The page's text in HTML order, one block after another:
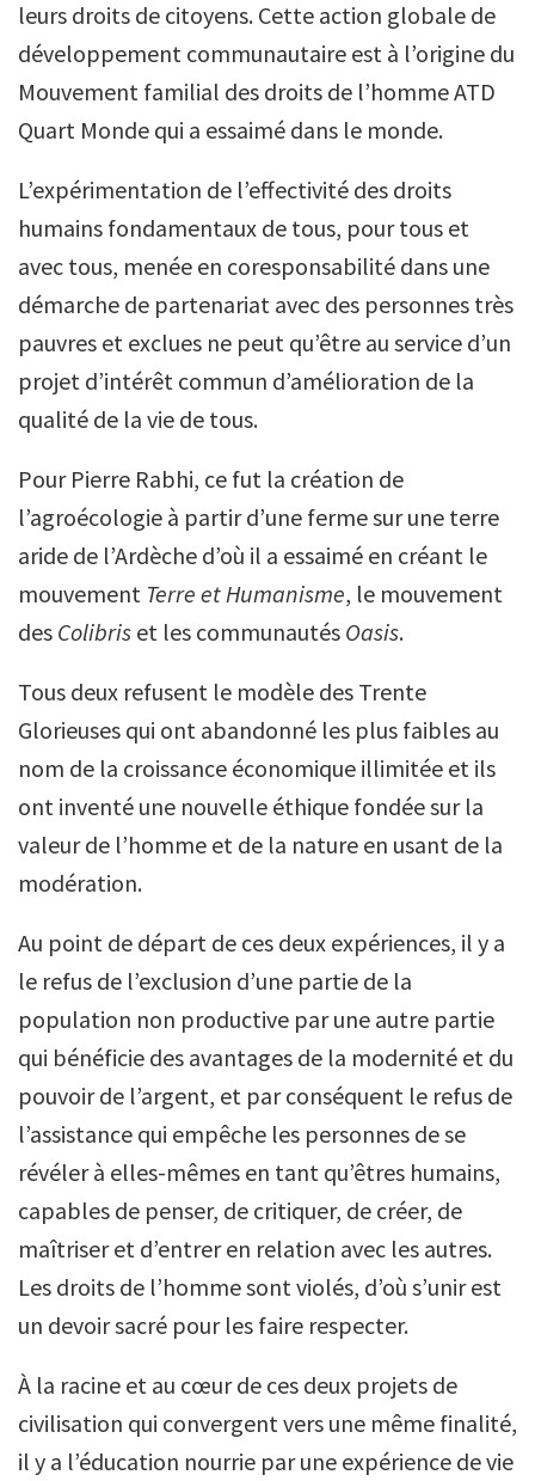
leurs droits de citoyens. Cette action globale de
développement communautaire est à l’origine du
Mouvement familial des droits de l’homme ATD
Quart Monde qui a essaimé dans le monde.
L’expérimentation de l’effectivité des droits
humains fondamentaux de tous, pour tous et
avec tous, menée en coresponsabilité dans une
démarche de partenariat avec des personnes très
pauvres et exclues ne peut qu’être au service d’un
projet d’intérêt commun d’amélioration de la
qualité de la vie de tous.
Pour Pierre Rabhi, ce fut la création de
l’agroécologie à partir d’une ferme sur une terre
aride de l’Ardèche d’où il a essaimé en créant le
mouvement Terre et Humanisme, le mouvement
des Colibris et les communautés Oasis.
Tous deux refusent le modèle des Trente
Glorieuses qui ont abandonné les plus faibles au
nom de la croissance économique illimitée et ils
ont inventé une nouvelle éthique fondée sur la
valeur de l’homme et de la nature en usant de la
modération.
Au point de départ de ces deux expériences, il y a
le refus de l’exclusion d’une partie de la
population non productive par une autre partie
qui bénéficie des avantages de la modernité et du
pouvoir de l’argent, et par conséquent le refus de
l’assistance qui empêche les personnes de se
révéler à elles-mêmes en tant qu’êtres humains,
capables de penser, de critiquer, de créer, de
maîtriser et d’entrer en relation avec les autres.
Les droits de l’homme sont violés, d’où s’unir est
un devoir sacré pour les faire respecter.
À la racine et au cœur de ces deux projets de
civilisation qui convergent vers une même finalité,
il y a l’éducation nourrie par une expérience de vie